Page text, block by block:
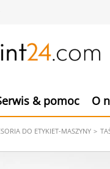
& pomoc O
DO ETYKIET-MASZYNY